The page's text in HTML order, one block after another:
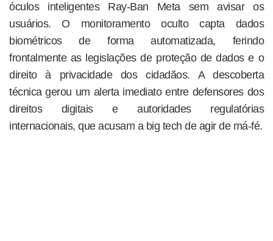
óculos inteligentes Ray-Ban Meta sem avisar os
usuários. O monitoramento oculto capta dados
biométricos de forma automatizada, ferindo
frontalmente as legislações de proteção de dados e o
direito à privacidade dos cidadãos. A descoberta
técnica gerou um alerta imediato entre defensores dos
direitos digitais e autoridades regulatórias
internacionais, que acusam a big tech de agir de má-fé.